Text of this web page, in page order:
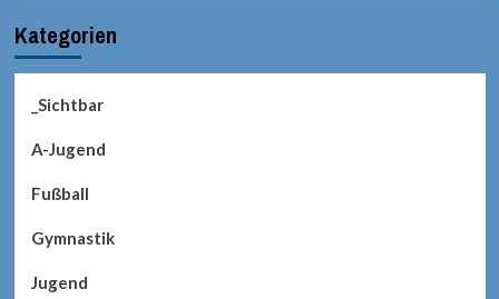
Kategorien
_Sichtbar
A-Jugend
Fußball
Gymnastik
Jugend